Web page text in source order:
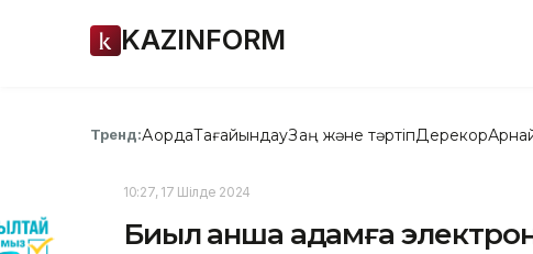
KAZINFORM
Тренд:АқордаТағайындауЗаң және тәртіпДерекқор
10:27, 17 Шілде 2024
Биыл қанша адамға